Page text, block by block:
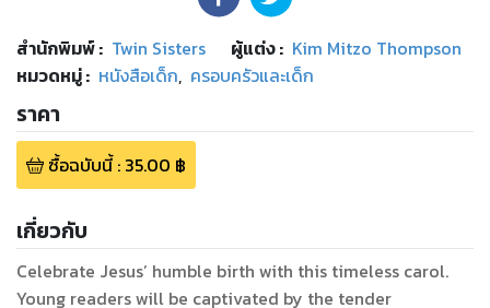
สำนักพิมพ์: Twin Sisters ผู้แต่ง : Kim Mitzo Thompson
หมวดหมู่: หนังสือเด็ก, ครอบครัวและเด็ก
ราคา
ซื้อฉบับนี้: 35.00 ฿
เกี่ยวกับ
Celebrate Jesus’ humble birth with this timeless carol.
Young readers will be captivated by the tender